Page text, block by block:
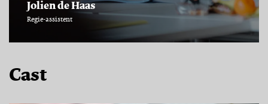
Jolien de Haas
Regie-assistent
Cast